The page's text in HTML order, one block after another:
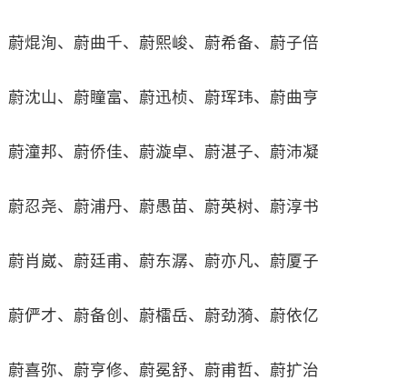
蔚焜洵、蔚曲千、蔚熙峻、蔚希备、蔚子倍
蔚沈山、蔚瞳富、蔚迅桢、蔚珲玮、蔚曲亨
蔚潼邦、蔚侨佳、蔚漩卓、蔚湛子、蔚沛凝
蔚忍尧、蔚浦丹、蔚愚苗、蔚英树、蔚淳书
蔚肖崴、蔚廷甫、蔚东潺、蔚亦凡、蔚厦子
蔚俨才、蔚备创、蔚檑岳、蔚劲漪、蔚依亿
蔚喜弥、蔚亨修、蔚冕舒、蔚甫哲、蔚扩治